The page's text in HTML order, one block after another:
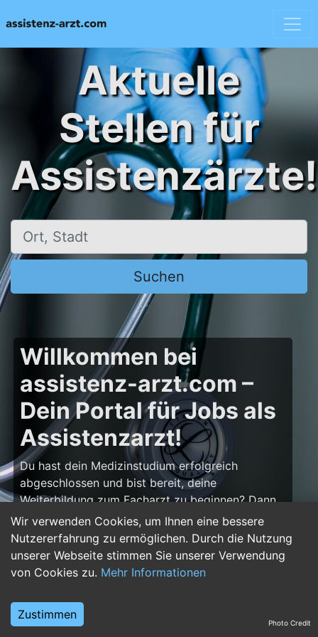
Wir verwenden Cookies, um Ihnen eine bessere
Nutzererfahrung zu ermöglichen. Durch die Nutzung
unserer Webseite stimmen Sie unserer Verwendung
von Cookies zu. Mehr Informationen
Zustimmen
Aktuelle
Stellen für
Assistenzärzte!
Ort, Stadt
Suchen
Willkommen bei
assistenz-arzt.com –
Dein Portal für Jobs als
Assistenzarzt!
Du hast dein Medizinstudium erfolgreich
abgeschlossen und bist bereit, deine
Weiterbildung zum Facharzt zu beginnen? Dann
bist du aufassistenz-arzt.comgenau richtig!
Hier findest du zahlreiche Stellenangebote für
Assistenzärzte in allen Fachrichtungen – von der
Inneren Medizin über die Chirurgie bis hin zur
deine Karriere im Arztberuf und finde die
passende Klinik oder Praxis für deinen nächstenPhoto Credit